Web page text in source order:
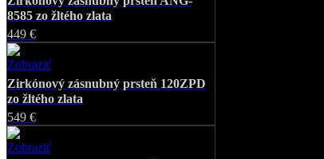
8585 zo žltého zlata
449 €
Zobraziť
Zirkónový zásnubný prsteň 120ZPD
zo žltého zlata
549 €
Zobraziť